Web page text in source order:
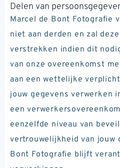
Delen van
Marcel de Bont Fotografie
niet aan derden en zal
verstrekken indien dit
van onze overeenkomst
aan een wettelijke
jouw gegevens verwerken
een
eenzelfde niveau van
vertrouwelijkheid van jouw
Bont Fotografie blijft